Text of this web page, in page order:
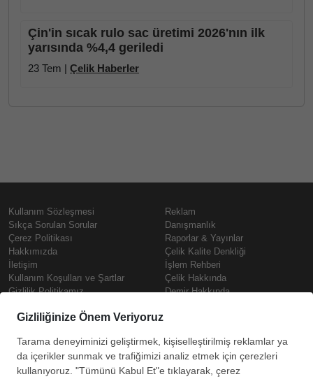
Çin'in sıcak rulo sac üretimi 2026'nın ilk
yarısında %4,4 geriledi
23 Tem | Çelik Haberler
Kullanım Sözleşmesi
Sıkça Sorulan Sorular
Çerez Politikası
Hakkımızda
İletişim
Kullanım Koşulları ve Şartlar
Gizlilik Politikamız
Prime
Reklam
Danışmanlık
Raporlar & Yayınlar
Çelik Kalite Denkliği
İşlem Rehberi
Çelik Hakkında
Demir Hakkında
Çelik Fiyatları
Demir Fiyatları
Copyright © SteelOrbis Elektronik
Tüm hakları saklıdır